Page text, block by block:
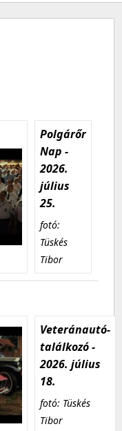
Polgárőr
Nap -
2026.
július
25.
fotó:
Tüskés
Tibor
Veteránautó-
találkozó -
2026. július
18.
fotó: Tüskés
Tibor